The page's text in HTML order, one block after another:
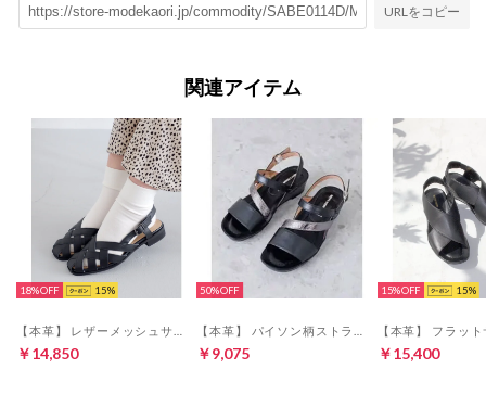
URLをコピー
関連アイテム
18% 15
￥14,850
50%
￥9,075
15% 15
￥15,400